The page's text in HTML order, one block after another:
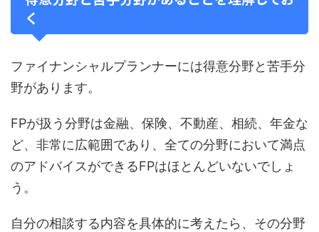
く
ファイナンシャルプランナーには得意分野と苦手分
野があります。
FPが扱う分野は金融、保険、不動産、相続、年金な
ど、非常に広範囲であり、全ての分野において満点
のアドバイスができるFPはほとんどいないでしょ
う。
自分の相談する内容を具体的に考えたら、その分野